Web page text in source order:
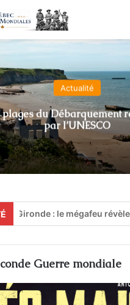
Actualité
plages du Débarquement
par l’UNESCO
: le mégafeu révèle des
Guerre mondiale